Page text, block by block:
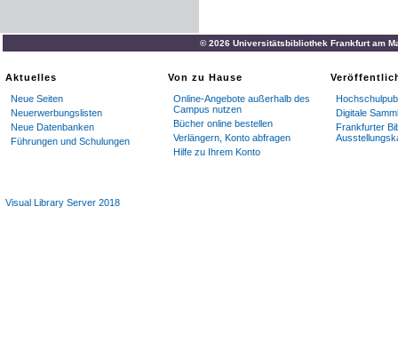
© 2026 Universitätsbibliothek Frankfurt am
Aktuelles
Neue Seiten
Neuerwerbungslisten
Neue Datenbanken
Führungen und Schulungen
Von zu Hause
Online-Angebote außerhalb des
Campus nutzen
Bücher online bestellen
Verlängern, Konto abfragen
Hilfe zu Ihrem Konto
Digitale
Frankfurter
Visual Library Server 2018